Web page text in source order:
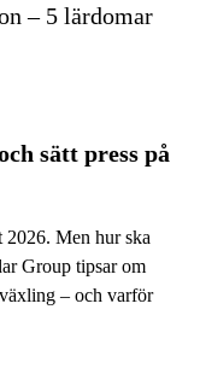
– 5 lärdomar
sätt press på
2026. Men hur ska
Group tipsar om
– och varför